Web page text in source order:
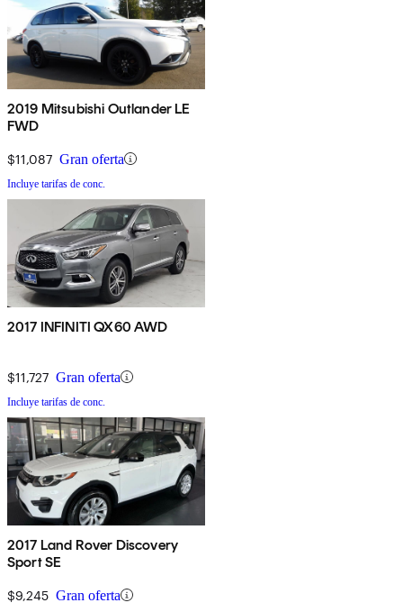
2019 Mitsubishi Outlander LE
FWD
$11,087 Gran oferta
Incluye tarifas de conc.
2017 INFINITI QX60 AWD
$11,727 Gran oferta
Incluye tarifas de conc.
2017 Land Rover Discovery
Sport SE
$9,245 Gran oferta